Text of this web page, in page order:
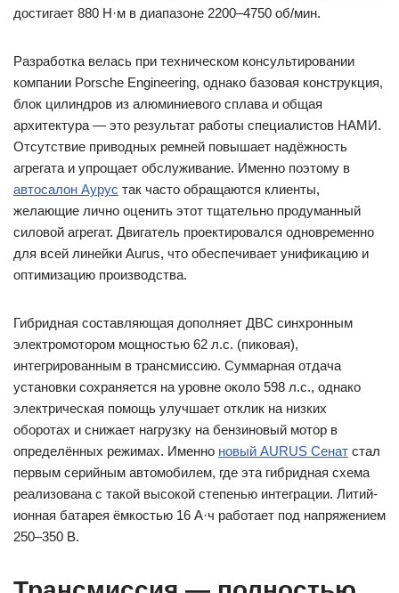
достигает 880 Н·м в диапазоне 2200–4750 об/мин.
Разработка велась при техническом консультировании
компании Porsche Engineering, однако базовая конструкция,
блок цилиндров из алюминиевого сплава и общая
архитектура — это результат работы специалистов НАМИ.
Отсутствие приводных ремней повышает надёжность
агрегата и упрощает обслуживание. Именно поэтому в
автосалон Аурус так часто обращаются клиенты,
желающие лично оценить этот тщательно продуманный
силовой агрегат. Двигатель проектировался одновременно
для всей линейки Aurus, что обеспечивает унификацию и
оптимизацию производства.
Гибридная составляющая дополняет ДВС синхронным
электромотором мощностью 62 л.с. (пиковая),
интегрированным в трансмиссию. Суммарная отдача
установки сохраняется на уровне около 598 л.с., однако
электрическая помощь улучшает отклик на низких
оборотах и снижает нагрузку на бензиновый мотор в
определённых режимах. Именно новый AURUS Сенат стал
первым серийным автомобилем, где эта гибридная схема
реализована с такой высокой степенью интеграции. Литий-
ионная батарея ёмкостью 16 А·ч работает под напряжением
250–350 В.